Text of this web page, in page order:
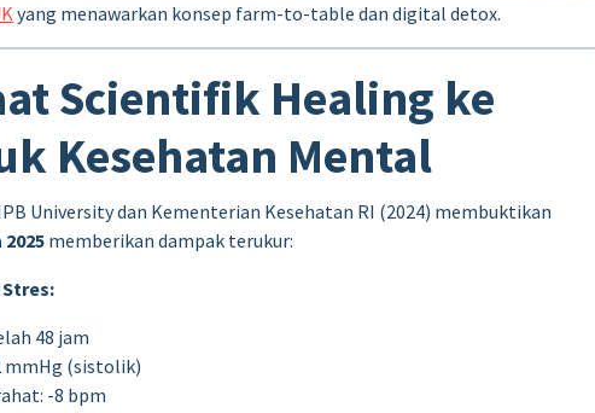
yang menawarkan konsep farm-to-table dan digital detox.
Scientifik Healing ke
Kesehatan Mental
University dan Kementerian Kesehatan RI (2024) membuktikan
memberikan dampak terukur:
48 jam
mmHg (sistolik)
-8 bpm